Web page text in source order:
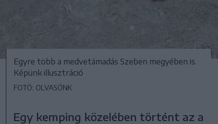
Egyre több a medvetámadás Szeben megyében is.
Képünk illusztráció
FOTÓ: OLVASÓNK
Egy kemping közelében történt az a